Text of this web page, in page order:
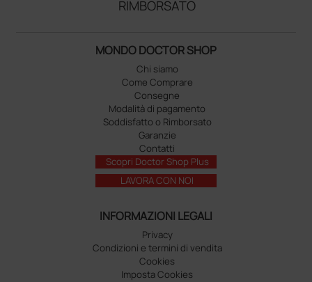
RIMBORSATO
MONDO DOCTOR SHOP
Chi siamo
Come Comprare
Consegne
Modalità di pagamento
Soddisfatto o Rimborsato
Garanzie
Contatti
Scopri Doctor Shop Plus
LAVORA CON NOI
INFORMAZIONI LEGALI
Privacy
Condizioni e termini di vendita
Cookies
Imposta Cookies